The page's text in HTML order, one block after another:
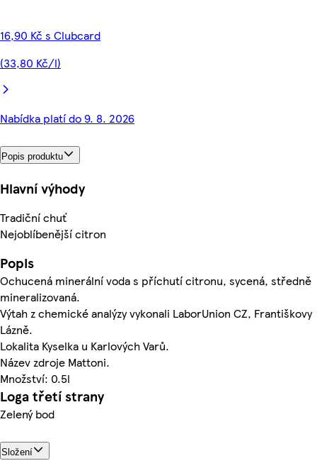
16,90 Kč s Clubcard
(33,80 Kč/l)
Nabídka platí do 9. 8. 2026
Popis produktu
Hlavní výhody
Tradiční chuť
Nejoblíbenější citron
Popis
Ochucená minerální voda s příchutí citronu, sycená, středně
mineralizovaná.
Výtah z chemické analýzy vykonali LaborUnion CZ, Františkovy
Lázně.
Lokalita Kyselka u Karlových Varů.
Název zdroje Mattoni.
Množství: 0.5l
Loga třetí strany
Zelený bod
Složení